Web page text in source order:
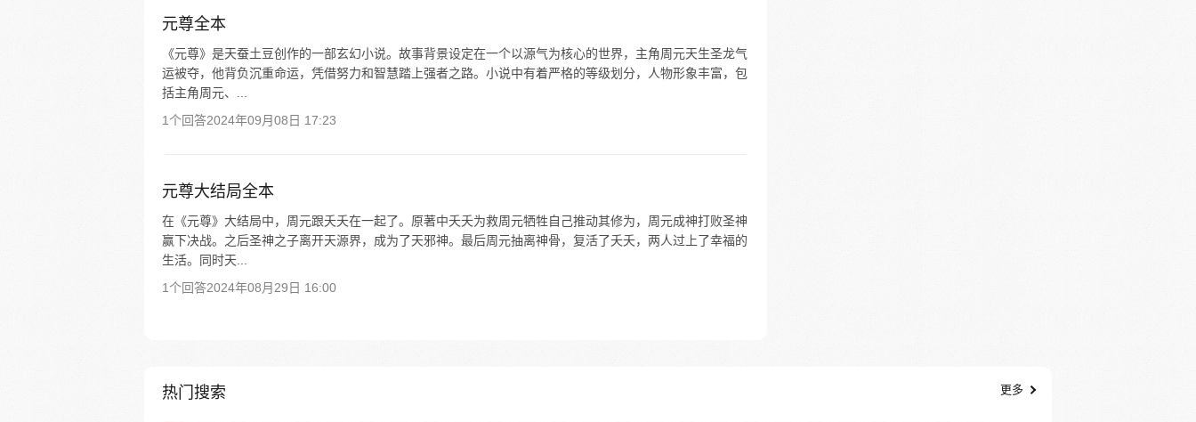
元尊全本
《元尊》是天蚕土豆创作的一部玄幻小说。故事背景设定在一个以源气为核心的世界，主角周元天生圣龙气
运被夺，他背负沉重命运，凭借努力和智慧踏上强者之路。小说中有着严格的等级划分，人物形象丰富，包
括主角周元、...
1个回答2024年09月08日 17:23
元尊大结局全本
在《元尊》大结局中，周元跟夭夭在一起了。原著中夭夭为救周元牺牲自己推动其修为，周元成神打败圣神
赢下决战。之后圣神之子离开天源界，成为了天邪神。最后周元抽离神骨，复活了夭夭，两人过上了幸福的
生活。同时天...
1个回答2024年08月29日 16:00
热门搜索 更多